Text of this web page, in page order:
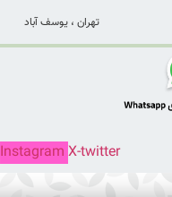
تهران ، یوسف آباد
Instagram X-twitter